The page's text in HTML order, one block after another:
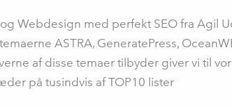
Webdesign med perfekt SEO fra Agil
ASTRA, GeneratePress,
af disse temaer tilbyder giver vi til
på tusindvis af TOP10 lister